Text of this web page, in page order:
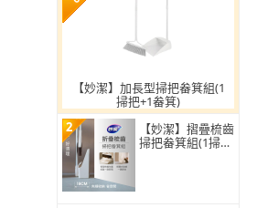
【妙潔】加長型掃把畚箕組(1
掃把+1畚箕)
2
【妙潔】摺疊梳齒
掃把畚箕組(1掃把